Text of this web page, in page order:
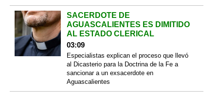
SACERDOTE DE
AGUASCALIENTES ES DIMITIDO
AL ESTADO CLERICAL
03:09
Especialistas explican el proceso que llevó
al Dicasterio para la Doctrina de la Fe a
sancionar a un exsacerdote en
Aguascalientes